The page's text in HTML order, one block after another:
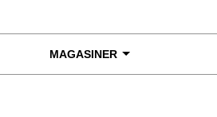
MAGASINER